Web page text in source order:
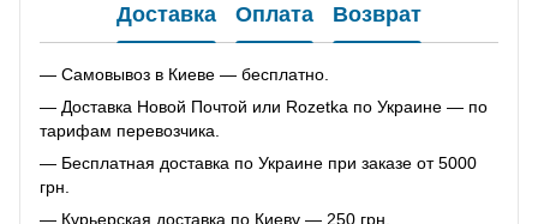
Доставка Оплата Возврат
— Самовывоз в Киеве — бесплатно.
— Доставка Новой Почтой или Rozetka по Украине — по
тарифам перевозчика.
— Бесплатная доставка по Украине при заказе от 5000
грн.
— Курьерская доставка по Киеву — 250 грн.